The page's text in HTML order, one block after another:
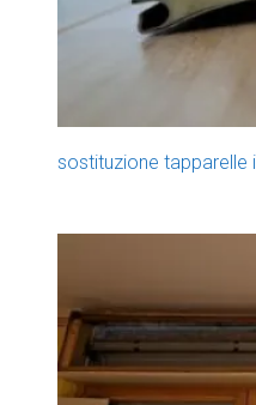
sostituzione tapparelle